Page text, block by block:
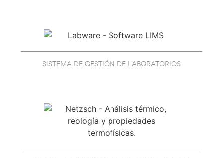
SISTEMA DE GESTIÓN DE LABORATORIOS